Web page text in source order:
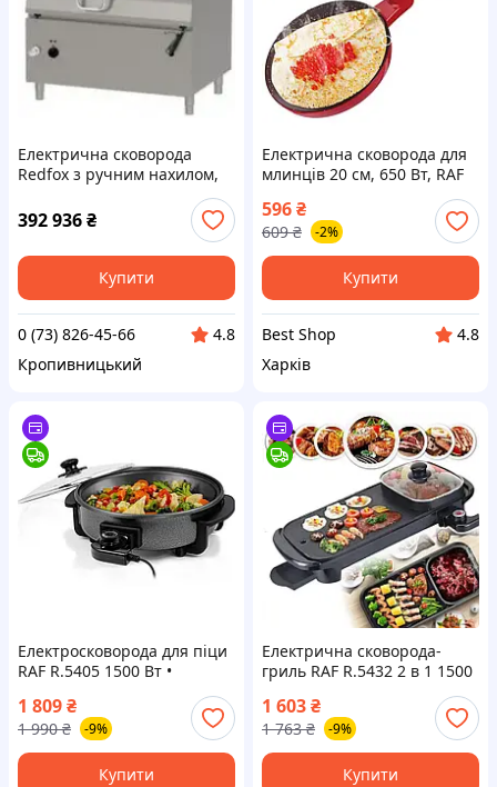
Електрична сковорода
Redfox з ручним нахилом,
392 936₴
Купити
0 (73) 826-45-66
4.8
Кропивницький
Електрична сковорода для
млинців 20 см, 650 Вт, RAF
R.5209, Червона ( 16633 )
596₴
609 ₴ -2%
Купити
Best Shop
4.8
Харків
Електросковорода для піци
RAF R.5405 1500 Вт •
R.5405 48 см з
антипригарним покриттям
і кришкою (ЕКОБОКС)
1 809₴
1 990 ₴ -9%
Купити
Електрична сковорода-
гриль RAF R.5432 2 в 1 1500
Вт • Багатофункціональний
електрогриль із жарочною
поверхнею та каструлею
1 603₴
1 763 ₴ -9%
Купити